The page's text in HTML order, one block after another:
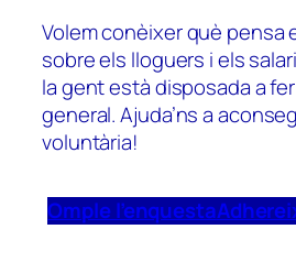
Volem conèixer què pensa
sobre els lloguers i els
la gent està disposada a
general. Ajuda’ns a
voluntària!
Omple l’enquesta